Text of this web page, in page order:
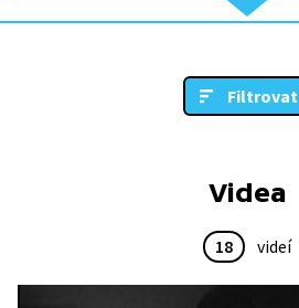
Filtrovat
Videa
18 videí